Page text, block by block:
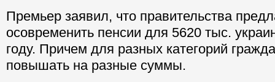
Премьер заявил, что правительства
осовременить пенсии для 5620 тыс.
году. Причем для разных категорий
повышать на разные суммы.